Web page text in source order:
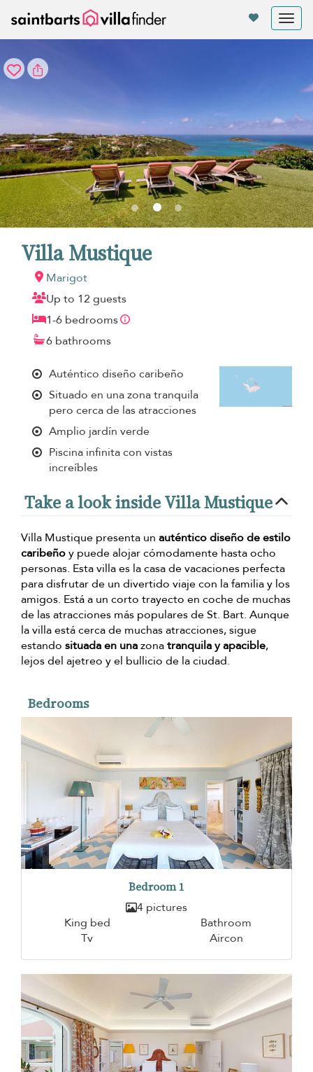
Villa Mustique
Marigot
Up to 12 guests
1-6 bedrooms
6 bathrooms
Auténtico diseño caribeño
Situado en una zona tranquila
pero cerca de las atracciones
Amplio jardín verde
Piscina infinita con vistas
increíbles
Take a look inside Villa Mustique
Villa Mustique presenta un auténtico diseño de estilo
caribeñoy puede alojar cómodamente hasta ocho
personas. Esta villa es la casa de vacaciones perfecta
para disfrutar de un divertido viaje con la familia y los
amigos. Está a un corto trayecto en coche de muchas
de las atracciones más populares de St. Bart. Aunque
la villa está cerca de muchas atracciones, sigue
estando situada en unazonatranquila y apacible,
lejos del ajetreo y el bullicio de la ciudad.
Bedrooms
Bedroom 1
4 pictures
King bed
Bathroom
Tv
Aircon
Panel de gestión de cookies